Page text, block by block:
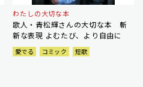
わたしの大切な本
歌人・青松輝さんの大切な本 斬
新な表現 よむたび、より自由に
愛でる コミック 短歌